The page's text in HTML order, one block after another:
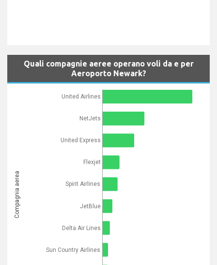
Quali compagnie aeree operano voli da e per
Aeroporto Newark?
United Airlines
NetJets
United Express
Flexjet
Spirit Airlines
JetBlue
Delta Air Lines
Sun Country Airlines
Compagnia aerea